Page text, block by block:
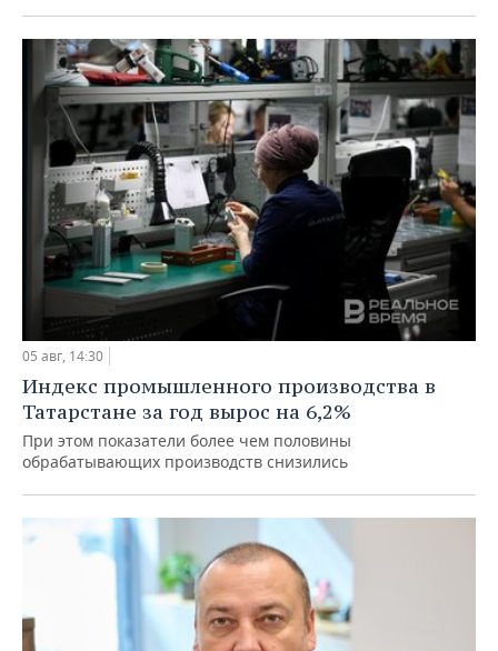
05 авг, 14:30
Индекс промышленного производства в
Татарстане за год вырос на 6,2%
При этом показатели более чем половины
обрабатывающих производств снизились